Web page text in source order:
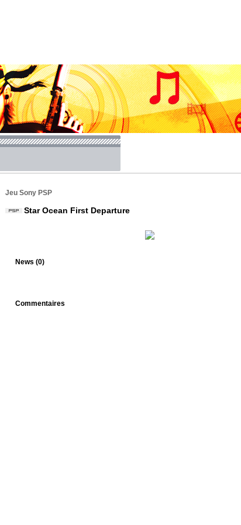
Jeu Sony PSP
Star Ocean First Departure
News (0)
Commentaires